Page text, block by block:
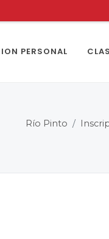
PERSONAL
Río Pinto